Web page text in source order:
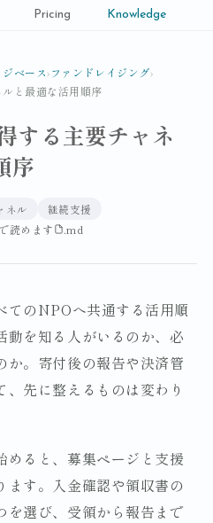
Pricing Knowledge
ベース›ファンドレイジング›
と最適な活用順序
する主要チャネ
序
ネル 継続支援
読めます .md
てのNPOへ共通する活用順
動を知る人がいるのか、必
か。寄付後の報告や決済管
先に整えるものは変わり
めると、募集ページと支援
ます。入金確認や領収書の
を選び、受領から報告まで